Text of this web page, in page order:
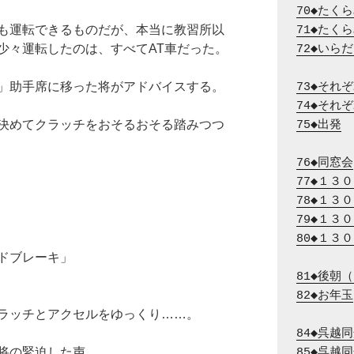
運転できるものだが、本当に教習所以
運転したのは、すべてAT車だった。
手席に移った将がアドバイスする。
めてクラッチをおそるおそる踏みつつ
ブレーキ」
ッチとアクセルをゆっくり……。
70◆たく
71◆たく
72◆いら
73◆それ
74◆それ
75◆出発
76◆同窓会
77◆１３
78◆１３
79◆１３
80◆１３
81◆後朝
82◆お年玉
84◆呉越